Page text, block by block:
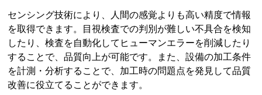
センシング技術により、人間の感覚よりも高い精度で情報
を取得できます。目視検査での判別が難しい不具合を検知
したり、検査を自動化してヒューマンエラーを削減したり
することで、品質向上が可能です。また、設備の加工条件
を計測・分析することで、加工時の問題点を発見して品質
改善に役立てることができます。